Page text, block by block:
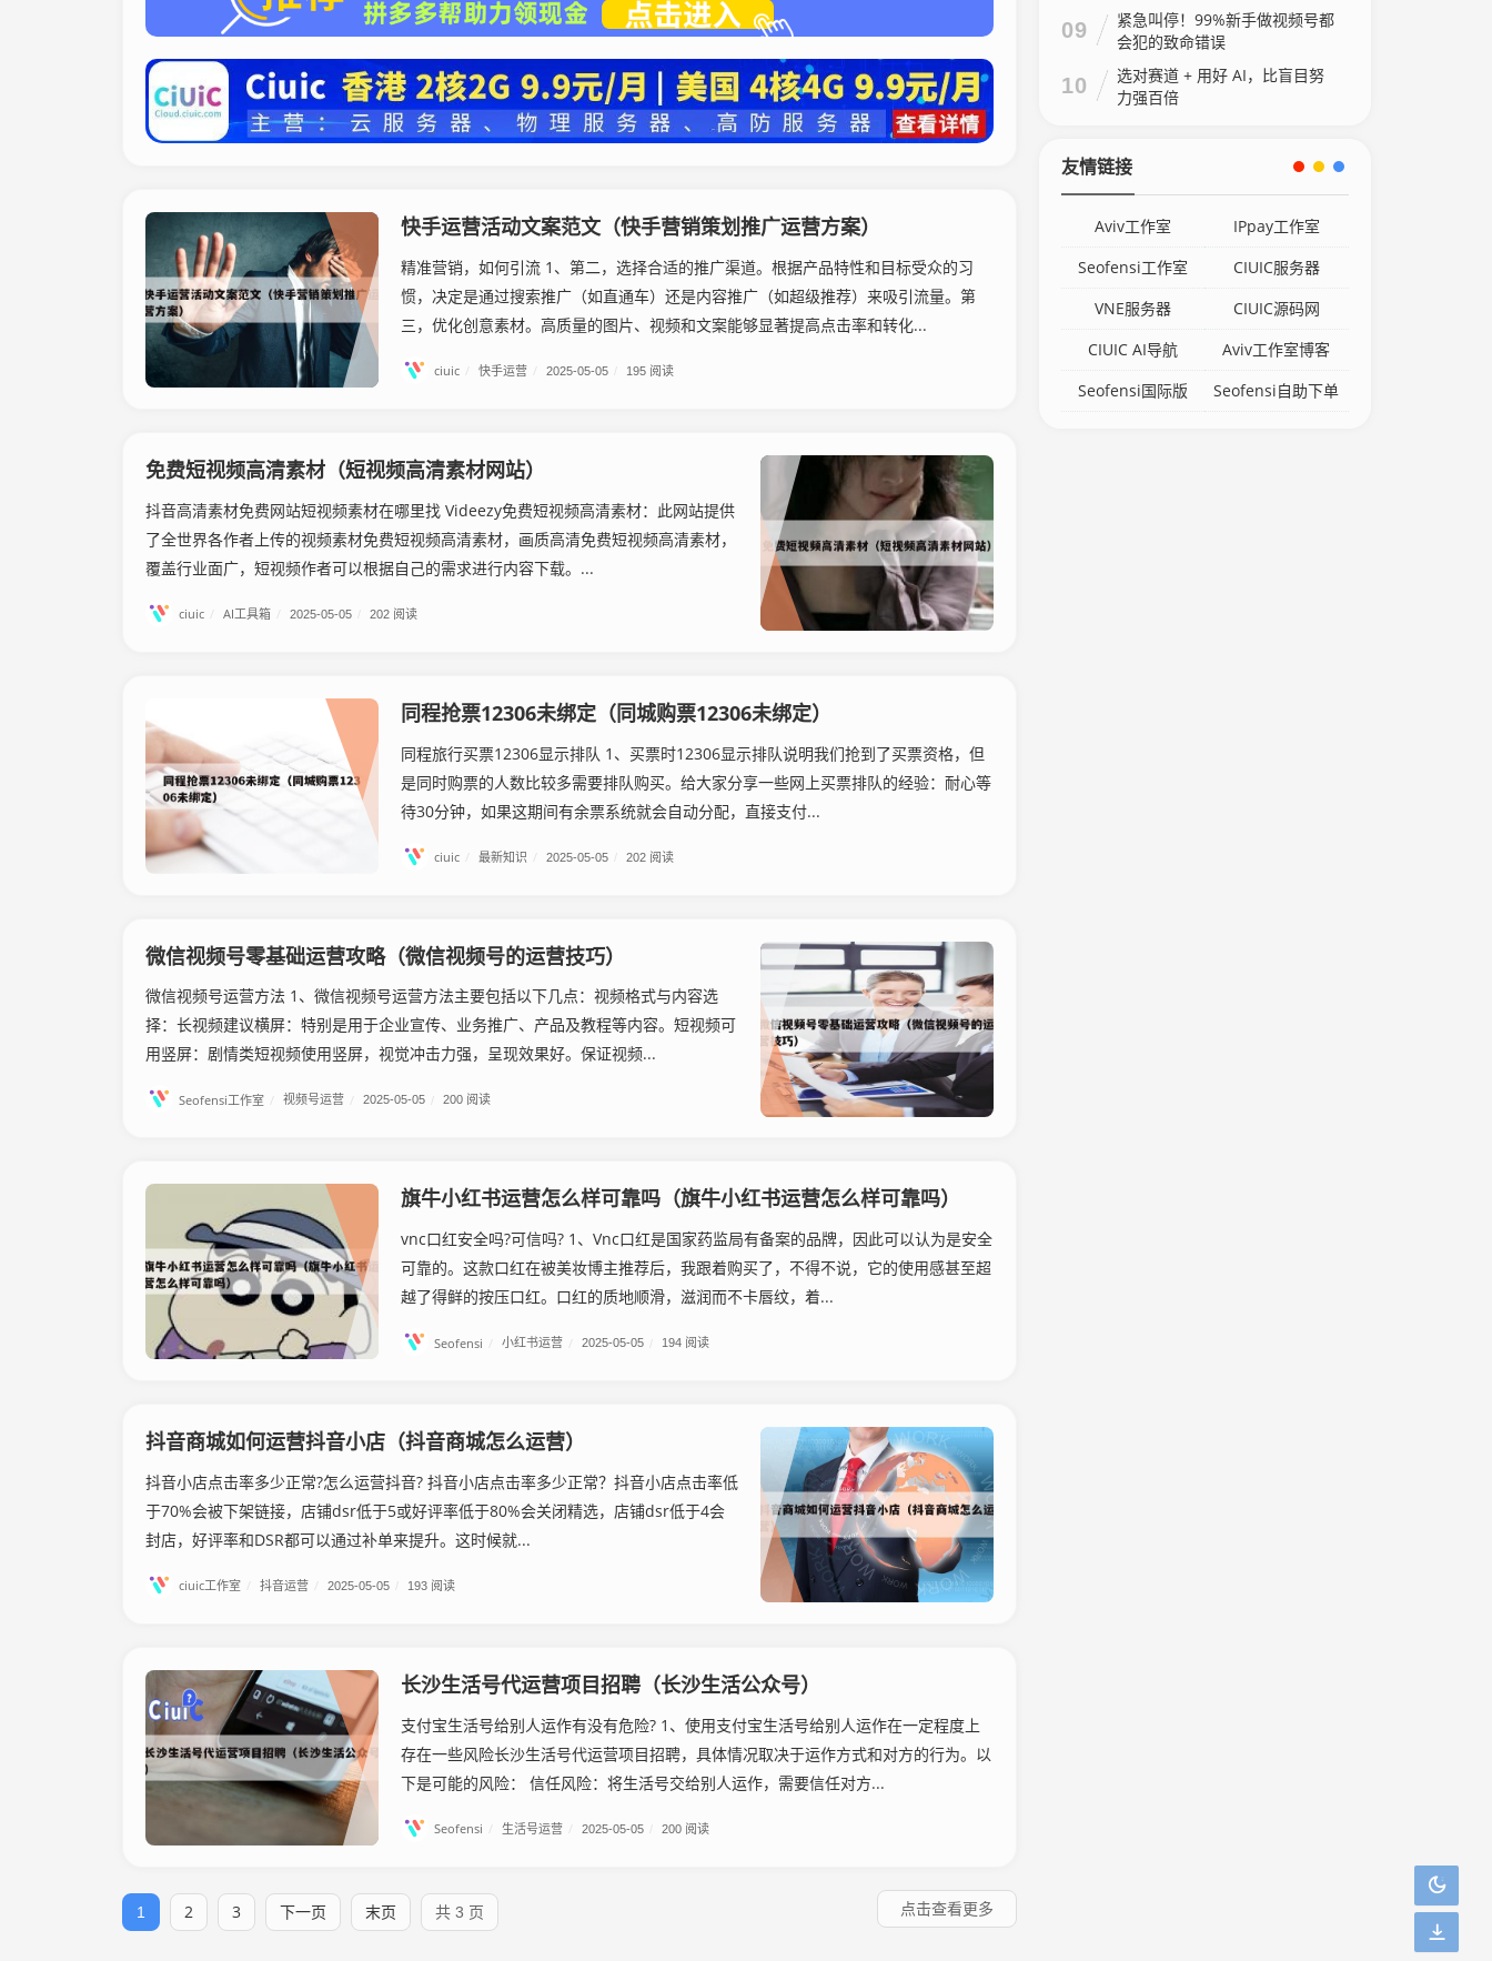
快手运营活动文案范文（快手营销策划推广运营方案）
精准营销，如何引流 1、第二，选择合适的推广渠道。根据产品特性和目标受众的习
惯，决定是通过搜索推广（如直通车）还是内容推广（如超级推荐）来吸引流量。第
三，优化创意素材。高质量的图片、视频和文案能够显著提高点击率和转化...
ciuic 快手运营 2025-05-05 195 阅读
免费短视频高清素材（短视频高清素材网站）
抖音高清素材免费网站短视频素材在哪里找 Videezy免费短视频高清素材：此网站提供
了全世界各作者上传的视频素材免费短视频高清素材，画质高清免费短视频高清素材，
覆盖行业面广，短视频作者可以根据自己的需求进行内容下载。...
ciuic AI工具箱 2025-05-05 202 阅读
同程抢票12306未绑定（同城购票12306未绑定）
同程旅行买票12306显示排队 1、买票时12306显示排队说明我们抢到了买票资格，但
是同时购票的人数比较多需要排队购买。给大家分享一些网上买票排队的经验：耐心等
待30分钟，如果这期间有余票系统就会自动分配，直接支付...
ciuic 最新知识 2025-05-05 202 阅读
微信视频号零基础运营攻略（微信视频号的运营技巧）
微信视频号运营方法 1、微信视频号运营方法主要包括以下几点：视频格式与内容选
择：长视频建议横屏：特别是用于企业宣传、业务推广、产品及教程等内容。短视频可
用竖屏：剧情类短视频使用竖屏，视觉冲击力强，呈现效果好。保证视频...
Seofensi工作室 视频号运营 2025-05-05 200 阅读
旗牛小红书运营怎么样可靠吗（旗牛小红书运营怎么样可靠吗）
vnc口红安全吗?可信吗? 1、Vnc口红是国家药监局有备案的品牌，因此可以认为是安全
可靠的。这款口红在被美妆博主推荐后，我跟着购买了，不得不说，它的使用感甚至超
越了得鲜的按压口红。口红的质地顺滑，滋润而不卡唇纹，着...
Seofensi 小红书运营 2025-05-05 194 阅读
抖音商城如何运营抖音小店（抖音商城怎么运营）
抖音小店点击率多少正常?怎么运营抖音? 抖音小店点击率多少正常？抖音小店点击率低
于70%会被下架链接，店铺dsr低于5或好评率低于80%会关闭精选，店铺dsr低于4会
封店，好评率和DSR都可以通过补单来提升。这时候就...
ciuic工作室 抖音运营 2025-05-05 193 阅读
长沙生活号代运营项目招聘（长沙生活公众号）
支付宝生活号给别人运作有没有危险? 1、使用支付宝生活号给别人运作在一定程度上
存在一些风险长沙生活号代运营项目招聘，具体情况取决于运作方式和对方的行为。以
下是可能的风险： 信任风险：将生活号交给别人运作，需要信任对方...
Seofensi 生活号运营 2025-05-05 200 阅读
1 2 3 下一页 末页 共 3 页 点击查看更多
09
紧急叫停！99%新手做视频号都
会犯的致命错误
10
选对赛道 + 用好 AI，比盲目努
力强百倍
友情链接
Aviv工作室
IPpay工作室
Seofensi工作室
CIUIC服务器
VNE服务器
CIUIC源码网
CIUIC AI导航
Aviv工作室博客
Seofensi国际版
Seofensi自助下单